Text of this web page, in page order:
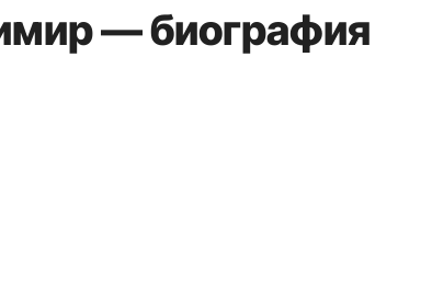
— биография